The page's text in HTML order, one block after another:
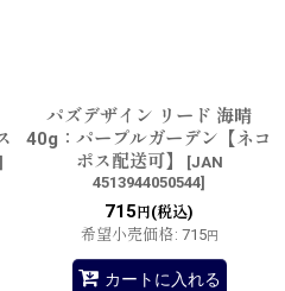
パズデザイン リード 海晴
40g：パープルガーデン【ネコ
ポス配送可】
[JAN
4513944050544]
715 円(税込)
希望小売価格: 715円
カートに入れる